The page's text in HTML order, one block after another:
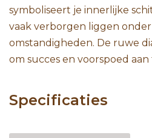
symboliseert je innerlijke
vaak verborgen liggen
omstandigheden. De ruwe
om succes en voorspoed
Specificaties